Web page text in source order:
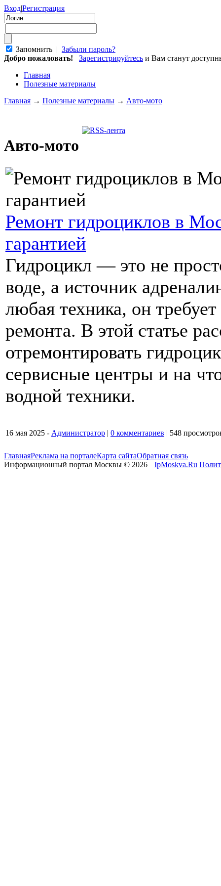
Вход|Регистрация
Запомнить | Забыли пароль?
Добро пожаловать!
Зарегистрируйтесь и Вам станут
Главная
Полезные материалы
Главная → Полезные материалы → Авто-мото
Авто-мото
Ремонт гидроциклов в
гарантией
Гидроцикл — это не
воде, а источник
любая техника, он
ремонта. В этой статье
отремонтировать
сервисные центры и на
водной техники.
16 мая 2025 - Администратор | 0 комментариев | 548
ГлавнаяРеклама на порталеКарта сайтаОбратная связь
Информационный портал Москвы © 2026
IpMoskva.Ru